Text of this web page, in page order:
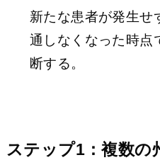
新たな患者が発生せ
通しなくなった時点
断する。
ステップ1：複数の